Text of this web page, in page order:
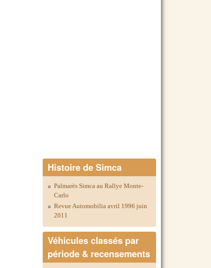
Histoire de Simca
Palmarès Simca au Rallye Monte-
Carlo
Revue Automobilia avril 1996 juin
2011
Véhicules classés par
période & recensements